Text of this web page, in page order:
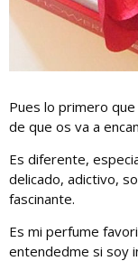
Pues lo primero
de que os va a
Es diferente,
delicado, adictivo,
fascinante.
Es mi perfume
entendedme si soy